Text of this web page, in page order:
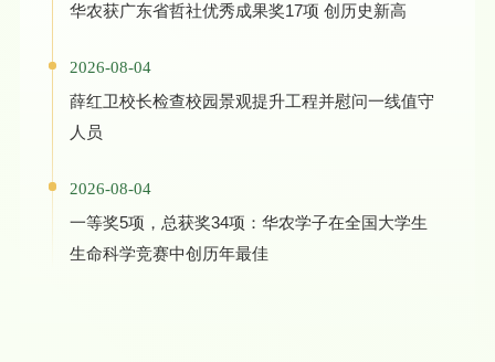
华农获广东省哲社优秀成果奖17项 创历史新高
2026-08-04
薛红卫校长检查校园景观提升工程并慰问一线值守
人员
2026-08-04
一等奖5项，总获奖34项：华农学子在全国大学生
生命科学竞赛中创历年最佳